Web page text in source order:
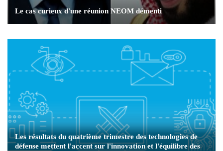
Le cas curieux d'une réunion NEOM démenti
Les résultats du quatrième trimestre des technologies de
défense mettent l'accent sur l'innovation et l'équilibre des